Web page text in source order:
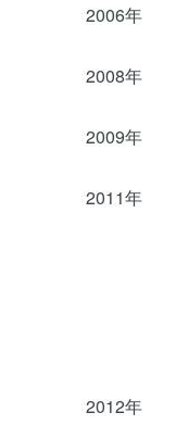
2006年
2008年
2009年
2011年
2012年